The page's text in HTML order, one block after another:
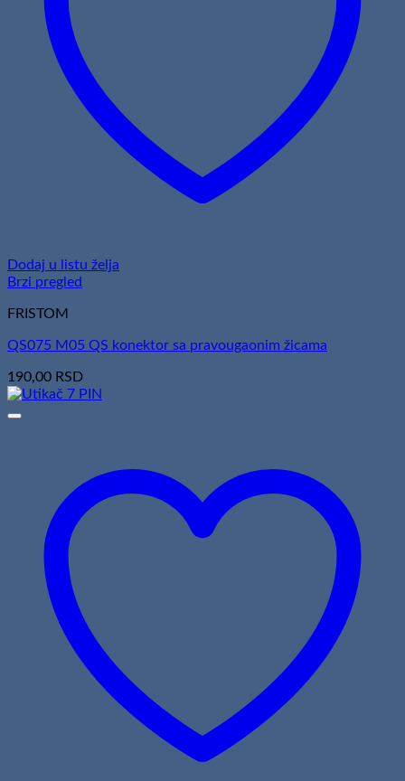
Dodaj u listu želja
Brzi pregled
FRISTOM
QS075 M05 QS konektor sa pravougaonim žicama
190,00 RSD